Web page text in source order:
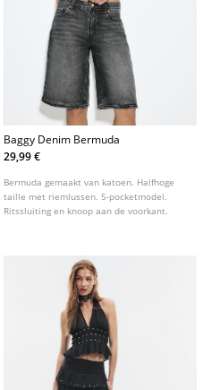
Baggy Denim Bermuda
29,99 €
Bermuda gemaakt van katoen. Halfhoge
taille met riemlussen. 5-pocketmodel.
Ritssluiting en knoop aan de voorkant.